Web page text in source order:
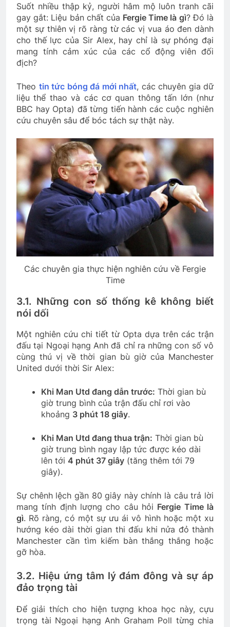
Suốt nhiều thập kỷ, người hâm mộ luôn tranh cãi
gay gắt: Liệu bản chất của Fergie Time là gì? Đó là
một sự thiên vị rõ ràng từ các vị vua áo đen dành
cho thế lực của Sir Alex, hay chỉ là sự phóng đại
mang tính cảm xúc của các cổ động viên đối
địch?
Theo tin tức bóng đá mới nhất, các chuyên gia dữ
liệu thể thao và các cơ quan thông tấn lớn (như
BBC hay Opta) đã từng tiến hành các cuộc nghiên
cứu chuyên sâu để bóc tách sự thật này.
Các chuyên gia thực hiện nghiên cứu về Fergie
Time
3.1. Những con số thống kê không biết
nói dối
Một nghiên cứu chi tiết từ Opta dựa trên các trận
đấu tại Ngoại hạng Anh đã chỉ ra những con số vô
cùng thú vị về thời gian bù giờ của Manchester
United dưới thời Sir Alex:
Khi Man Utd đang dẫn trước: Thời gian bù
giờ trung bình của trận đấu chỉ rơi vào
khoảng 3 phút 18 giây.
Khi Man Utd đang thua trận: Thời gian bù
giờ trung bình ngay lập tức được kéo dài
lên tới 4 phút 37 giây (tăng thêm tới 79
giây).
Sự chênh lệch gần 80 giây này chính là câu trả lời
mang tính định lượng cho câu hỏi Fergie Time là
gì. Rõ ràng, có một sự ưu ái vô hình hoặc một xu
hướng kéo dài thời gian thi đấu khi nửa đỏ thành
Manchester cần tìm kiếm bàn thắng thắng hoặc
gỡ hòa.
3.2. Hiệu ứng tâm lý đám đông và sự áp
đảo trọng tài
Để giải thích cho hiện tượng khoa học này, cựu
trọng tài Ngoại hạng Anh Graham Poll từng chia